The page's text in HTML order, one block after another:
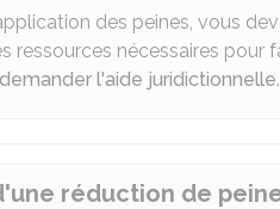
des peines, vous
ressources nécessaires pour
demander l'aide juridictionnelle.
réduction de